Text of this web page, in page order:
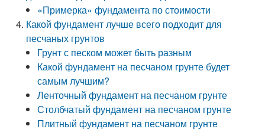
«Примерка» фундамента по стоимости
Какой фундамент лучше всего подходит для
песчаных грунтов
Грунт с песком может быть разным
Какой фундамент на песчаном грунте будет
самым лучшим?
Ленточный фундамент на песчаном грунте
Столбчатый фундамент на песчаном грунте
Плитный фундамент на песчаном грунте